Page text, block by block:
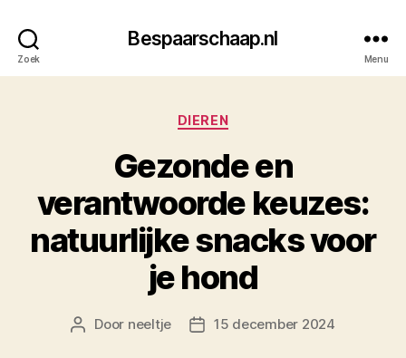
Zoek
Bespaarschaap.nl
Menu
Categorieën
DIEREN
Gezonde en
verantwoorde keuzes:
natuurlijke snacks voor
je hond
Berichtauteur
Door neeltje Berichtdatum
15 december 2024